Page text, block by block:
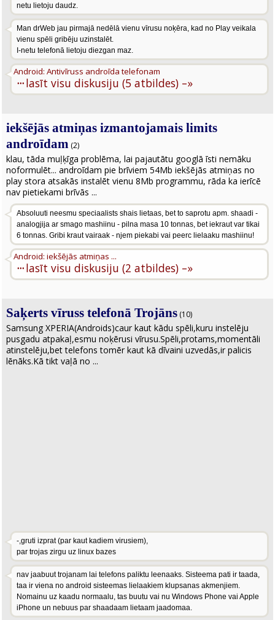
netu lietoju daudz.
Man drWeb jau pirmajā nedēlā vienu vīrusu noķēra, kad no Play veikala
vienu spēli gribēju uzinstalēt.
I-netu telefonā lietoju diezgan maz.
···
Android: Antivīruss androīda telefonam
lasīt visu diskusiju (5 atbildes) –»
iekšējās atmiņas izmantojamais limits
androīdam (2)
klau, tāda muļķīga problēma, lai pajautātu googlā īsti nemāku
noformulēt... androīdam pie brīviem 54Mb iekšējās atmiņas no
play stora atsakās instalēt vienu 8Mb programmu, rāda ka ierīcē
nav pietiekami brīvās ...
Absoluuti neesmu speciaalists shais lietaas, bet to saprotu apm. shaadi -
analogjija ar smago mashiinu - pilna masa 10 tonnas, bet iekraut var tikai
6 tonnas. Gribi kraut vairaak - njem piekabi vai peerc lielaaku mashiinu!
···
Android: iekšējās atmiņas ...
lasīt visu diskusiju (2 atbildes) –»
Saķerts vīruss telefonā Trojāns (10)
Samsung XPERIA(Androids)caur kaut kādu spēli,kuru instelēju
pusgadu atpakaļ,esmu noķērusi vīrusu.Spēli,protams,momentāli
atinstelēju,bet telefons tomēr kaut kā dīvaini uzvedās,ir palicis
lēnāks.Kā tikt vaļā no ...
-,gruti izprat (par kaut kadiem virusiem),
par trojas zirgu uz linux bazes
nav jaabuut trojanam lai telefons paliktu leenaaks. Sisteema pati ir taada,
taa ir viena no android sisteemas lielaakiem klupsanas akmenjiem.
Nomainu uz kaadu normaalu, tas buutu vai nu Windows Phone vai Apple
iPhone un nebuus par shaadaam lietaam jaadomaa.